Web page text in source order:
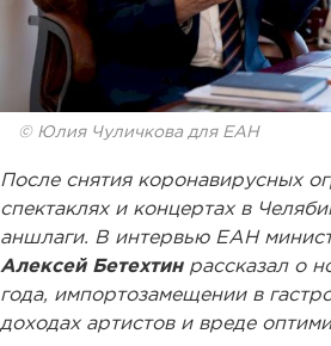
© Юлия Чуличкова для ЕАН
После снятия коронавирусных
спектаклях и концертах в
аншлаги. В интервью ЕАН
Алексей Бетехтинрассказал о
года, импортозамещении в
доходах артистов и вреде